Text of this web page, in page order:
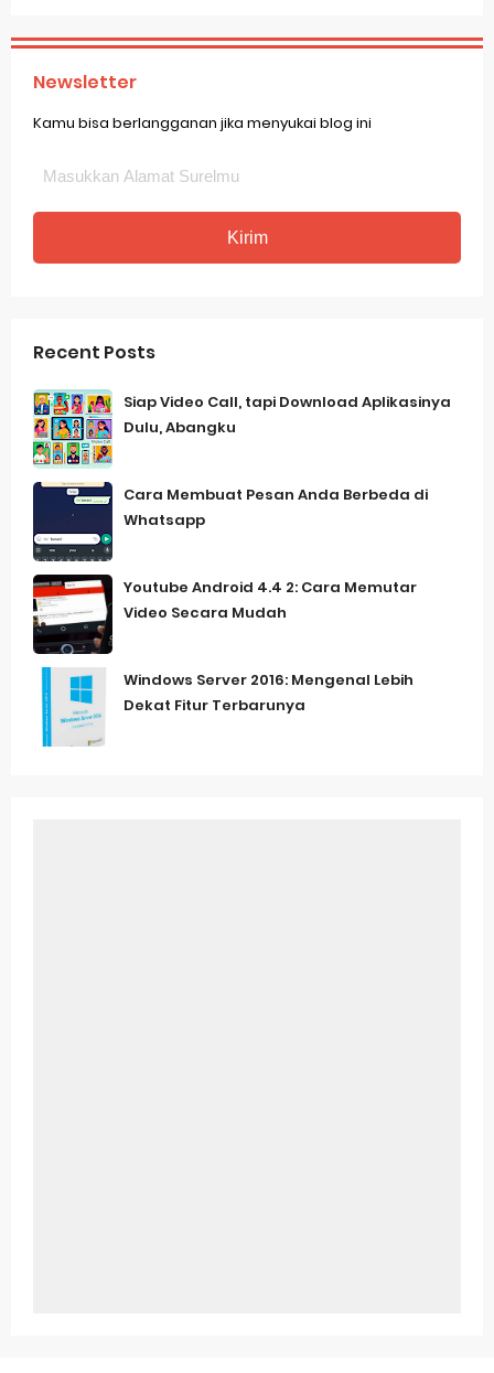
Newsletter
Kamu bisa berlangganan jika menyukai blog ini
Recent Posts
Siap Video Call, tapi Download Aplikasinya
Dulu, Abangku
Cara Membuat Pesan Anda Berbeda di
Whatsapp
Youtube Android 4.4 2: Cara Memutar
Video Secara Mudah
Windows Server 2016: Mengenal Lebih
Dekat Fitur Terbarunya